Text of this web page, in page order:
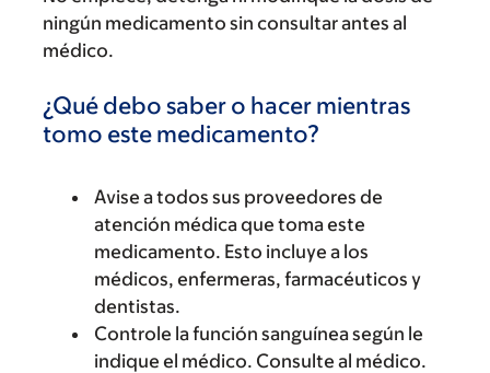
ningún medicamento sin consultar antes al
médico.
¿Qué debo saber o hacer mientras
tomo este medicamento?
Avise a todos sus proveedores de
atención médica que toma este
medicamento. Esto incluye a los
médicos, enfermeras, farmacéuticos y
dentistas.
Controle la función sanguínea según le
indique el médico. Consulte al médico.